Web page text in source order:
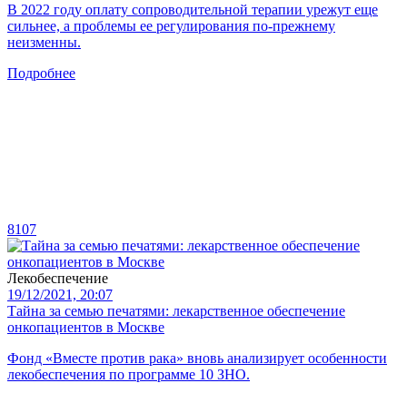
В 2022 году оплату сопроводительной терапии урежут еще
сильнее, а проблемы ее регулирования по-прежнему
неизменны.
Подробнее
8107
Лекобеспечение
19/12/2021, 20:07
Тайна за семью печатями: лекарственное обеспечение
онкопациентов в Москве
Фонд «Вместе против рака» вновь анализирует особенности
лекобеспечения по программе 10 ЗНО.